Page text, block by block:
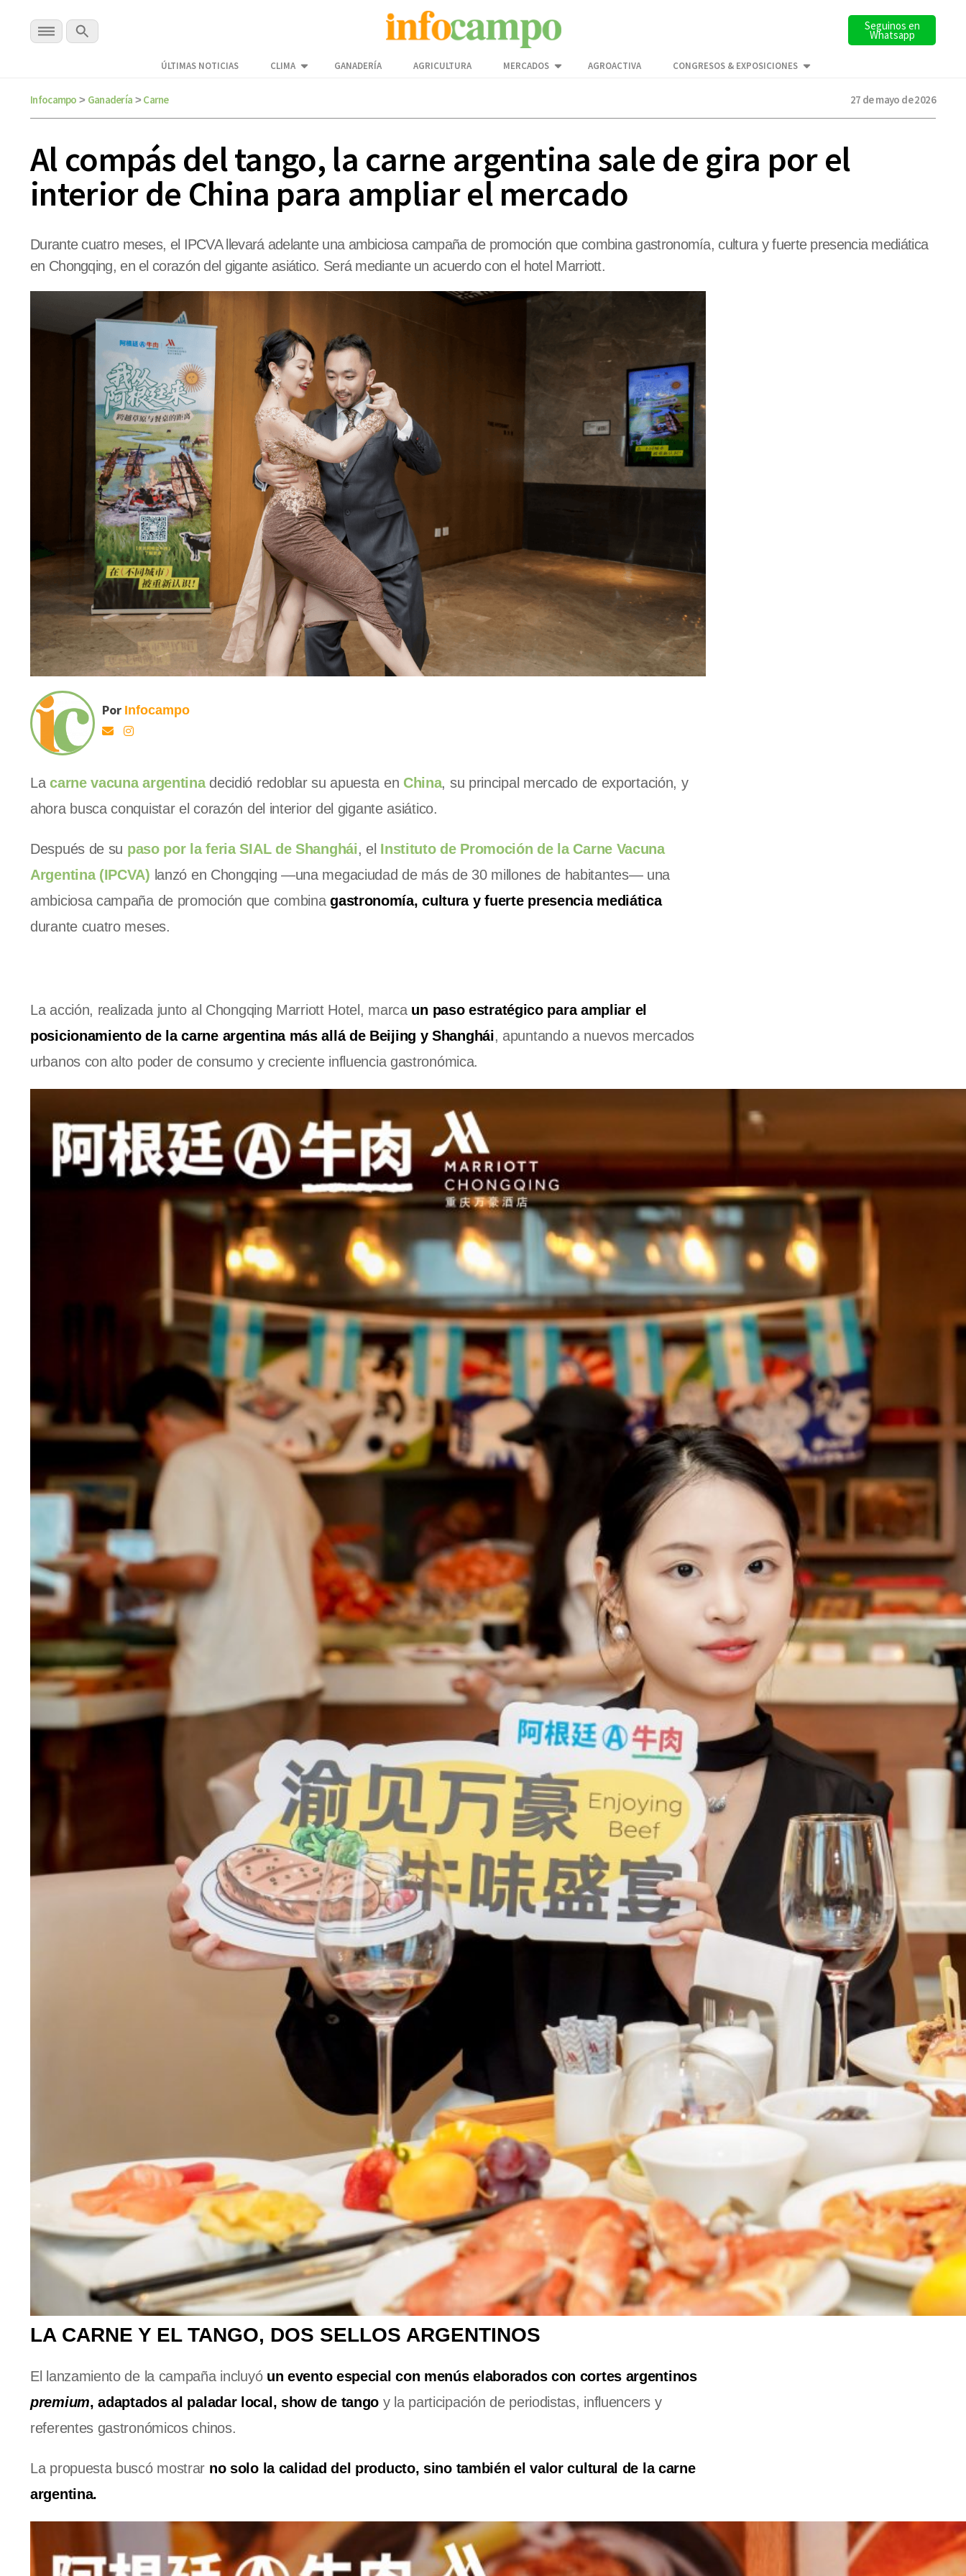
Seguinos en
Whatsapp
ÚLTIMAS NOTICIAS CLIMA GANADERÍA AGRICULTURA MERCADOS AGROACTIVA CONGRESOS & EXPOSICIONES
Infocampo > Ganadería > Carne 27 de mayo de 2026
Al compás del tango, la carne argentina sale de gira por el
interior de China para ampliar el mercado
Durante cuatro meses, el IPCVA llevará adelante una ambiciosa campaña de promoción que combina gastronomía, cultura y fuerte presencia mediática
en Chongqing, en el corazón del gigante asiático. Será mediante un acuerdo con el hotel Marriott.
Por Infocampo
Lacarne vacuna argentinadecidió redoblar su apuesta en China, su principal mercado de exportación, y
ahora busca conquistar el corazón del interior del gigante asiático.
Después de su paso por la feria SIAL de Shanghái, el Instituto de Promoción de la Carne Vacuna
Argentina (IPCVA) lanzó en Chongqing —una megaciudad de más de 30 millones de habitantes— una
ambiciosa campaña de promoción que combinagastronomía, cultura y fuerte presencia mediática
durante cuatro meses.
La acción, realizada junto al Chongqing Marriott Hotel, marca un paso estratégico para ampliar el
posicionamiento de la carne argentina más allá de Beijing y Shanghái, apuntando a nuevos mercados
urbanos con alto poder de consumo y creciente influencia gastronómica.
LA CARNE Y EL TANGO, DOS SELLOS ARGENTINOS
El lanzamiento de la campaña incluyó un evento especial con menús elaborados con cortes argentinos
premium, adaptados al paladar local, show de tango y la participación de periodistas, influencers y
referentes gastronómicos chinos.
La propuesta buscó mostrar no solo la calidad del producto, sino también el valor cultural de la carne
argentina.